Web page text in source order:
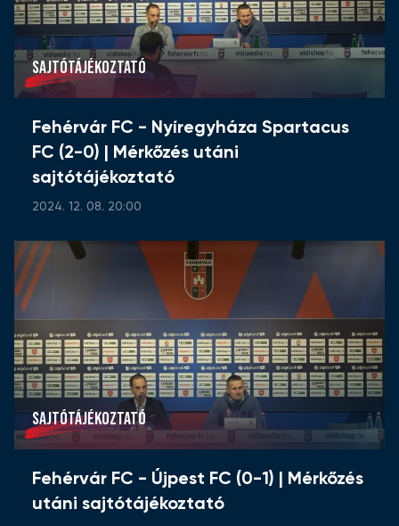
SAJTÓTÁJÉKOZTATÓ
Fehérvár FC - Nyíregyháza Spartacus
FC (2-0) | Mérkőzés utáni
sajtótájékoztató
2024. 12. 08. 20:00
SAJTÓTÁJÉKOZTATÓ
Fehérvár FC - Újpest FC (0-1) | Mérkőzés
utáni sajtótájékoztató